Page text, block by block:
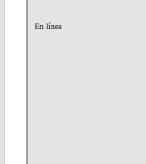
En línea